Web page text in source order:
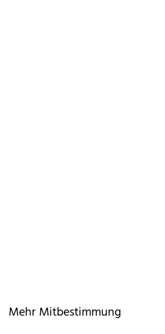
Mehr Mitbestimmung